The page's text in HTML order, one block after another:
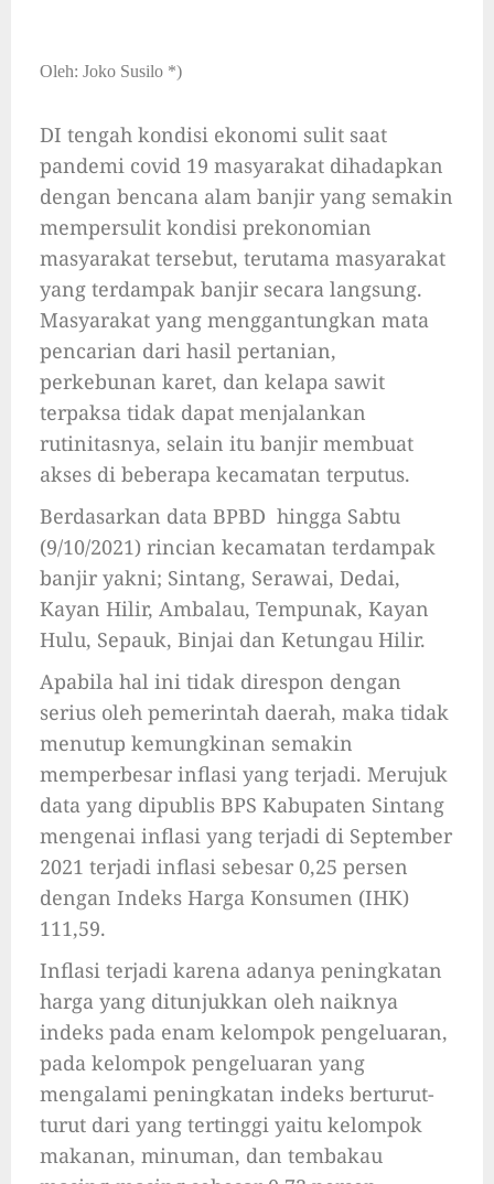
Oleh: Joko Susilo *)
DI tengah kondisi ekonomi sulit saat
pandemi covid 19 masyarakat dihadapkan
dengan bencana alam banjir yang semakin
mempersulit kondisi prekonomian
masyarakat tersebut, terutama masyarakat
yang terdampak banjir secara langsung.
Masyarakat yang menggantungkan mata
pencarian dari hasil pertanian,
perkebunan karet, dan kelapa sawit
terpaksa tidak dapat menjalankan
rutinitasnya, selain itu banjir membuat
akses di beberapa kecamatan terputus.
Berdasarkan data BPBD hingga Sabtu
(9/10/2021) rincian kecamatan terdampak
banjir yakni; Sintang, Serawai, Dedai,
Kayan Hilir, Ambalau, Tempunak, Kayan
Hulu, Sepauk, Binjai dan Ketungau Hilir.
Apabila hal ini tidak direspon dengan
serius oleh pemerintah daerah, maka tidak
menutup kemungkinan semakin
memperbesar inflasi yang terjadi. Merujuk
data yang dipublis BPS Kabupaten Sintang
mengenai inflasi yang terjadi di September
2021 terjadi inflasi sebesar 0,25 persen
dengan Indeks Harga Konsumen (IHK)
111,59.
Inflasi terjadi karena adanya peningkatan
harga yang ditunjukkan oleh naiknya
indeks pada enam kelompok pengeluaran,
pada kelompok pengeluaran yang
mengalami peningkatan indeks berturut-
turut dari yang tertinggi yaitu kelompok
makanan, minuman, dan tembakau